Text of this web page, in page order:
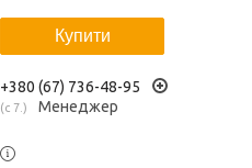
Купити
+380 (67) 736-48-95
с 7. Менеджер